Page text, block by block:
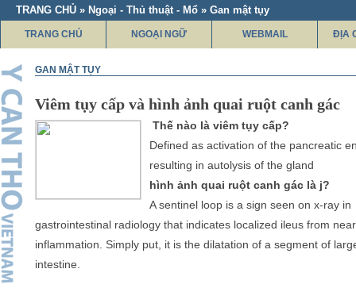
TRANG CHỦ » Ngoại - Thủ thuật - Mổ » Gan mật tụy
TRANG CHỦ NGOẠI NGỮ WEBMAIL ĐỊA
GAN MẬT TỤY
Viêm tụy cấp và hình ảnh quai ruột canh gác
Thế nào là viêm tụy cấp?
Defined as activation of the pancreatic
resulting in autolysis of the gland
hình ảnh quai ruột canh gác là j?
A sentinel loop is a sign seen on x-ray in
gastrointestinal radiology that indicates localized ileus from
inflammation. Simply put, it is the dilatation of a segment of
intestine.